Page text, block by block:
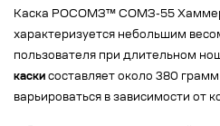
Каска РОСОМЗ™ СОМЗ-55 Хаммер
характеризуется небольшим
пользователя при длительном
каски составляет около 380
варьироваться в зависимости от